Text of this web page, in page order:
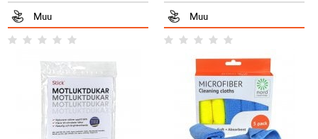
Muu Muu